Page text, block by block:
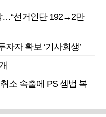
…“선거인단 192→2만
자 확보 ‘기사회생’
소 속출에 PS 셈법 복